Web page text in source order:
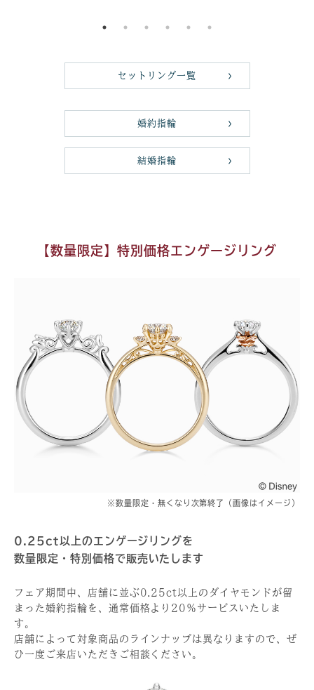
セットリング一覧
婚約指輪
結婚指輪
【数量限定】特別価格エンゲージリング
※数量限定・無くなり次第終了（画像はイメージ）
0.25ct以上のエンゲージリングを
数量限定・特別価格で販売いたします
フェア期間中、店舗に並ぶ0.25ct以上のダイヤモンドが留
まった婚約指輪を、通常価格より20％サービスいたしま
す。
店舗によって対象商品のラインナップは異なりますので、ぜ
ひ一度ご来店いただきご相談ください。